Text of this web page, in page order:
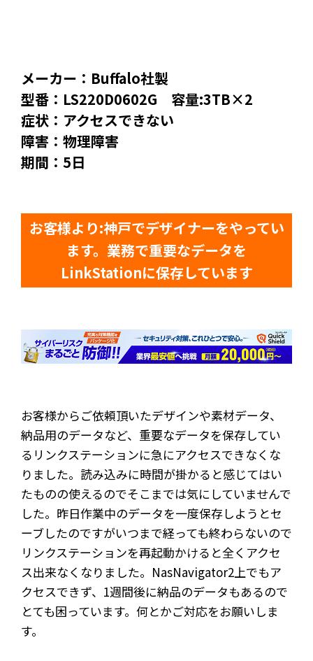
メーカー：Buffalo社製
型番：LS220D0602G 容量:3TB×2
症状：アクセスできない
障害：物理障害
期間：5日
お客様より:神戸でデザイナーをやってい
ます。業務で重要なデータを
LinkStationに保存しています
お客様からご依頼頂いたデザインや素材データ、
納品用のデータなど、重要なデータを保存してい
るリンクステーションに急にアクセスできなくな
りました。読み込みに時間が掛かると感じてはい
たものの使えるのでそこまでは気にしていませんで
した。昨日作業中のデータを一度保存しようとセ
ーブしたのですがいつまで経っても終わらないので
リンクステーションを再起動かけると全くアクセ
ス出来なくなりました。NasNavigator2上でもア
クセスできず、1週間後に納品のデータもあるので
とても困っています。何とかご対応をお願いしま
す。